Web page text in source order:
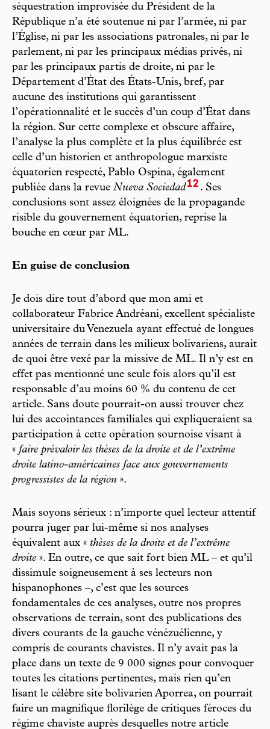
séquestration improvisée du Président de la
République n’a été soutenue ni par l’armée, ni par
l’Église, ni par les associations patronales, ni par le
parlement, ni par les principaux médias privés, ni
par les principaux partis de droite, ni par le
Département d’État des États-Unis, bref, par
aucune des institutions qui garantissent
l’opérationnalité et le succès d’un coup d’État dans
la région. Sur cette complexe et obscure affaire,
l’analyse la plus complète et la plus équilibrée est
celle d’un historien et anthropologue marxiste
équatorien respecté, Pablo Ospina, également
publiée dans la revue Nueva Sociedad12 . Ses
conclusions sont assez éloignées de la propagande
risible du gouvernement équatorien, reprise la
bouche en cœur par ML.
En guise de conclusion
Je dois dire tout d’abord que mon ami et
collaborateur Fabrice Andréani, excellent spécialiste
universitaire du Venezuela ayant effectué de longues
années de terrain dans les milieux bolivariens, aurait
de quoi être vexé par la missive de ML. Il n’y est en
effet pas mentionné une seule fois alors qu’il est
responsable d’au moins 60 % du contenu de cet
article. Sans doute pourrait-on aussi trouver chez
lui des accointances familiales qui expliqueraient sa
participation à cette opération sournoise visant à
« faire prévaloir les thèses de la droite et de l’extrême
droite latino-américaines face aux gouvernements
progressistes de la région ».
Mais soyons sérieux : n’importe quel lecteur attentif
pourra juger par lui-même si nos analyses
équivalent aux « thèses de la droite et de l’extrême
droite ». En outre, ce que sait fort bien ML – et qu’il
dissimule soigneusement à ses lecteurs non
hispanophones –, c’est que les sources
fondamentales de ces analyses, outre nos propres
observations de terrain, sont des publications des
divers courants de la gauche vénézuélienne, y
compris de courants chavistes. Il n’y avait pas la
place dans un texte de 9 000 signes pour convoquer
toutes les citations pertinentes, mais rien qu’en
lisant le célèbre site bolivarien Aporrea, on pourrait
faire un magnifique florilège de critiques féroces du
régime chaviste auprès desquelles notre article